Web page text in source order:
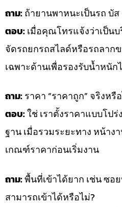
ถาม:ถ้ายานพาหนะเป็นรถ บั
ตอบ:เมื่อคุณโทรแจ้งว่าเป็นบ
จัดรถยกรถสไลด์หรือรถลา
เฉพาะด้านเพื่อรองรับน้ำหนั
ถาม:ราคา “ราคาถูก” จริงหรื
ตอบ:ใช่ เราตั้งราคาแบบโป
ฐาน เมื่อรวมระยะทาง หน้าง
เกณฑ์ราคาก่อนเริ่มงาน
ถาม:พื้นที่เข้าได้ยาก เช่น ซอ
สามารถเข้าได้หรือไม่?